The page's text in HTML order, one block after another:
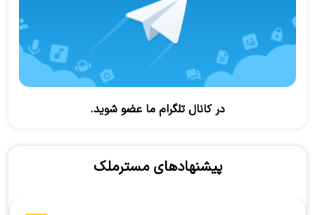
در کانال تلگرام ما عضو شوید.
پیشنهادهای مسترملک